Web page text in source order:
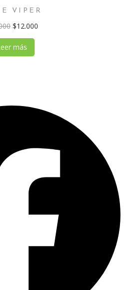
VIPER
$12.000
más